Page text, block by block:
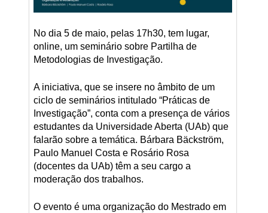
No dia 5 de maio, pelas 17h30, tem lugar,
online, um seminário sobre Partilha de
Metodologias de Investigação.
A iniciativa, que se insere no âmbito de um
ciclo de seminários intitulado “Práticas de
Investigação”, conta com a presença de vários
estudantes da Universidade Aberta (UAb) que
falarão sobre a temática. Bárbara Bäckström,
Paulo Manuel Costa e Rosário Rosa
(docentes da UAb) têm a seu cargo a
moderação dos trabalhos.
O evento é uma organização do Mestrado em